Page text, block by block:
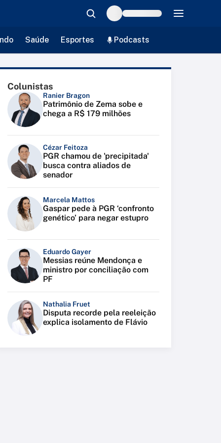
Saúde Esportes Podcasts
Colunistas
Ranier Bragon
Patrimônio de Zema sobe e
chega a R$ 179 milhões
Cézar Feitoza
PGR chamou de 'precipitada'
busca contra aliados de
senador
Marcela Mattos
Gaspar pede à PGR ‘confronto
genético’ para negar estupro
Eduardo Gayer
Messias reúne Mendonça e
ministro por conciliação com
PF
Nathalia Fruet
Disputa recorde pela reeleição
explica isolamento de Flávio